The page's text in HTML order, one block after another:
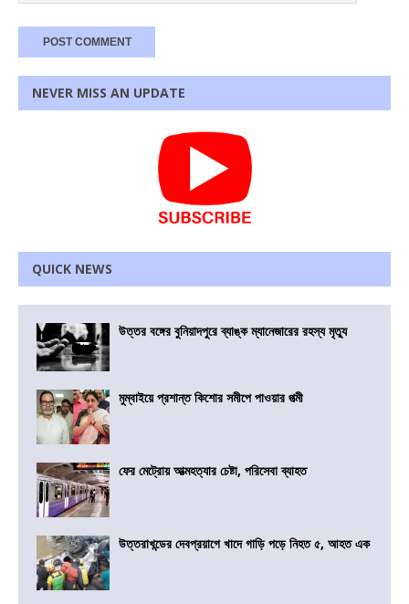
NEVER MISS AN UPDATE
QUICK NEWS
উত্তর বঙ্গের বুনিয়াদপুরে ব্যাঙ্ক ম্যানেজারের রহস্য মৃত্যু
মুম্বাইয়ে প্রশান্ত কিশোর সমীপে পাওয়ার পত্মী
ফের মেট্রোয় আত্মহত্যার চেষ্টা, পরিসেবা ব্যাহত
উত্তরাখন্ডের দেবপ্রয়াগে খাদে গাড়ি পড়ে নিহত ৫, আহত এক